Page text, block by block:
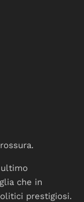
ultimo
che in
prestigiosi.